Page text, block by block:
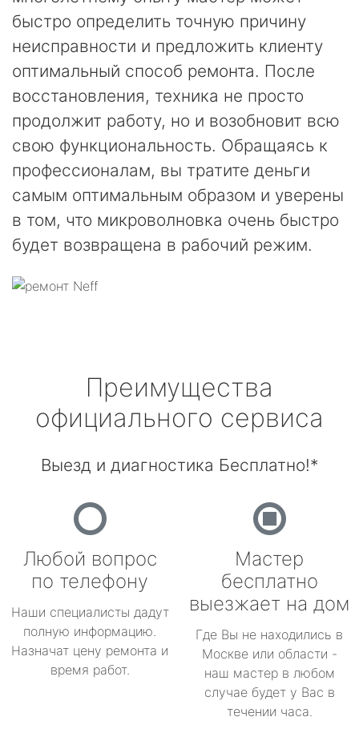
быстро определить точную причину
неисправности и предложить клиенту
оптимальный способ ремонта. После
восстановления, техника не просто
продолжит работу, но и возобновит всю
свою функциональность. Обращаясь к
профессионалам, вы тратите деньги
самым оптимальным образом и уверены
в том, что микроволновка очень быстро
будет возвращена в рабочий режим.
Преимущества
официального сервиса
Выезд и диагностика Бесплатно!*
Любой вопрос
по телефону
Наши специалисты дадут
полную информацию.
Назначат цену ремонта и
время работ.
Мастер
бесплатно
выезжает на дом
Где Вы не находились в
Москве или области -
наш мастер в любом
случае будет у Вас в
течении часа.